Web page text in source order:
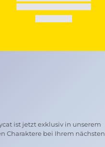
ist jetzt exklusiv in unserem
Charaktere bei Ihrem nächsten